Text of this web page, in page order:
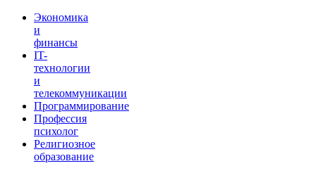
Экономика
и
финансы
IT-
технологии
и
телекоммуникации
Программирование
Профессия
психолог
Религиозное
образование